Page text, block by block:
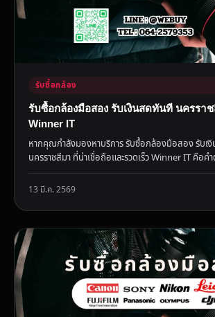
รับซื้อกล้อง
รับซื้อกล้องมือสอง รับเงินสดทันที นครรา
Winner IT
หากคุณกำลังมองหาบริการ รับซื้อกล้องมือสอง รับเ
นครราชสีมา ที่น่าเชื่อถือและรวดเร็ว Winner IT คือ
13 มี.ค. 2569